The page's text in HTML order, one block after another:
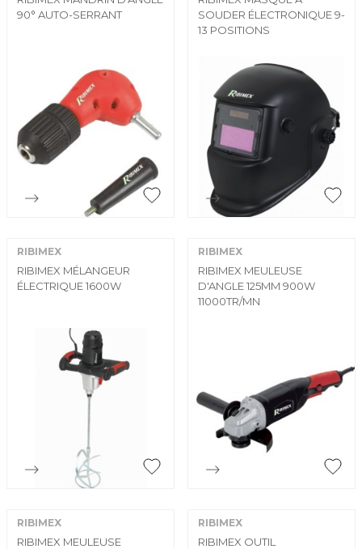
90° AUTO-SERRANT
SOUDER ÉLECTRONIQUE 9-
13 POSITIONS
RIBIMEX
RIBIMEX MÉLANGEUR
ÉLECTRIQUE 1600W
RIBIMEX
RIBIMEX MEULEUSE
D'ANGLE 125MM 900W
11000TR/MN
RIBIMEX
RIBIMEX MEULEUSE
RIBIMEX
RIBIMEX OUTIL